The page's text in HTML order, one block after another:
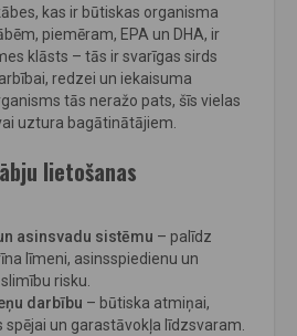
kas ir būtiskas organisma
piemēram, EPA un DHA, ir
klāsts – tās ir svarīgas sirds
redzei un iekaisuma
tās neražo pats, šīs vielas
uztura bagātinātājiem.
lietošanas
asinsvadu sistēmu – palīdz
līmeni, asinsspiedienu un
risku.
darbību – būtiska atmiņai,
spējai un garastāvokļa līdzsvaram.